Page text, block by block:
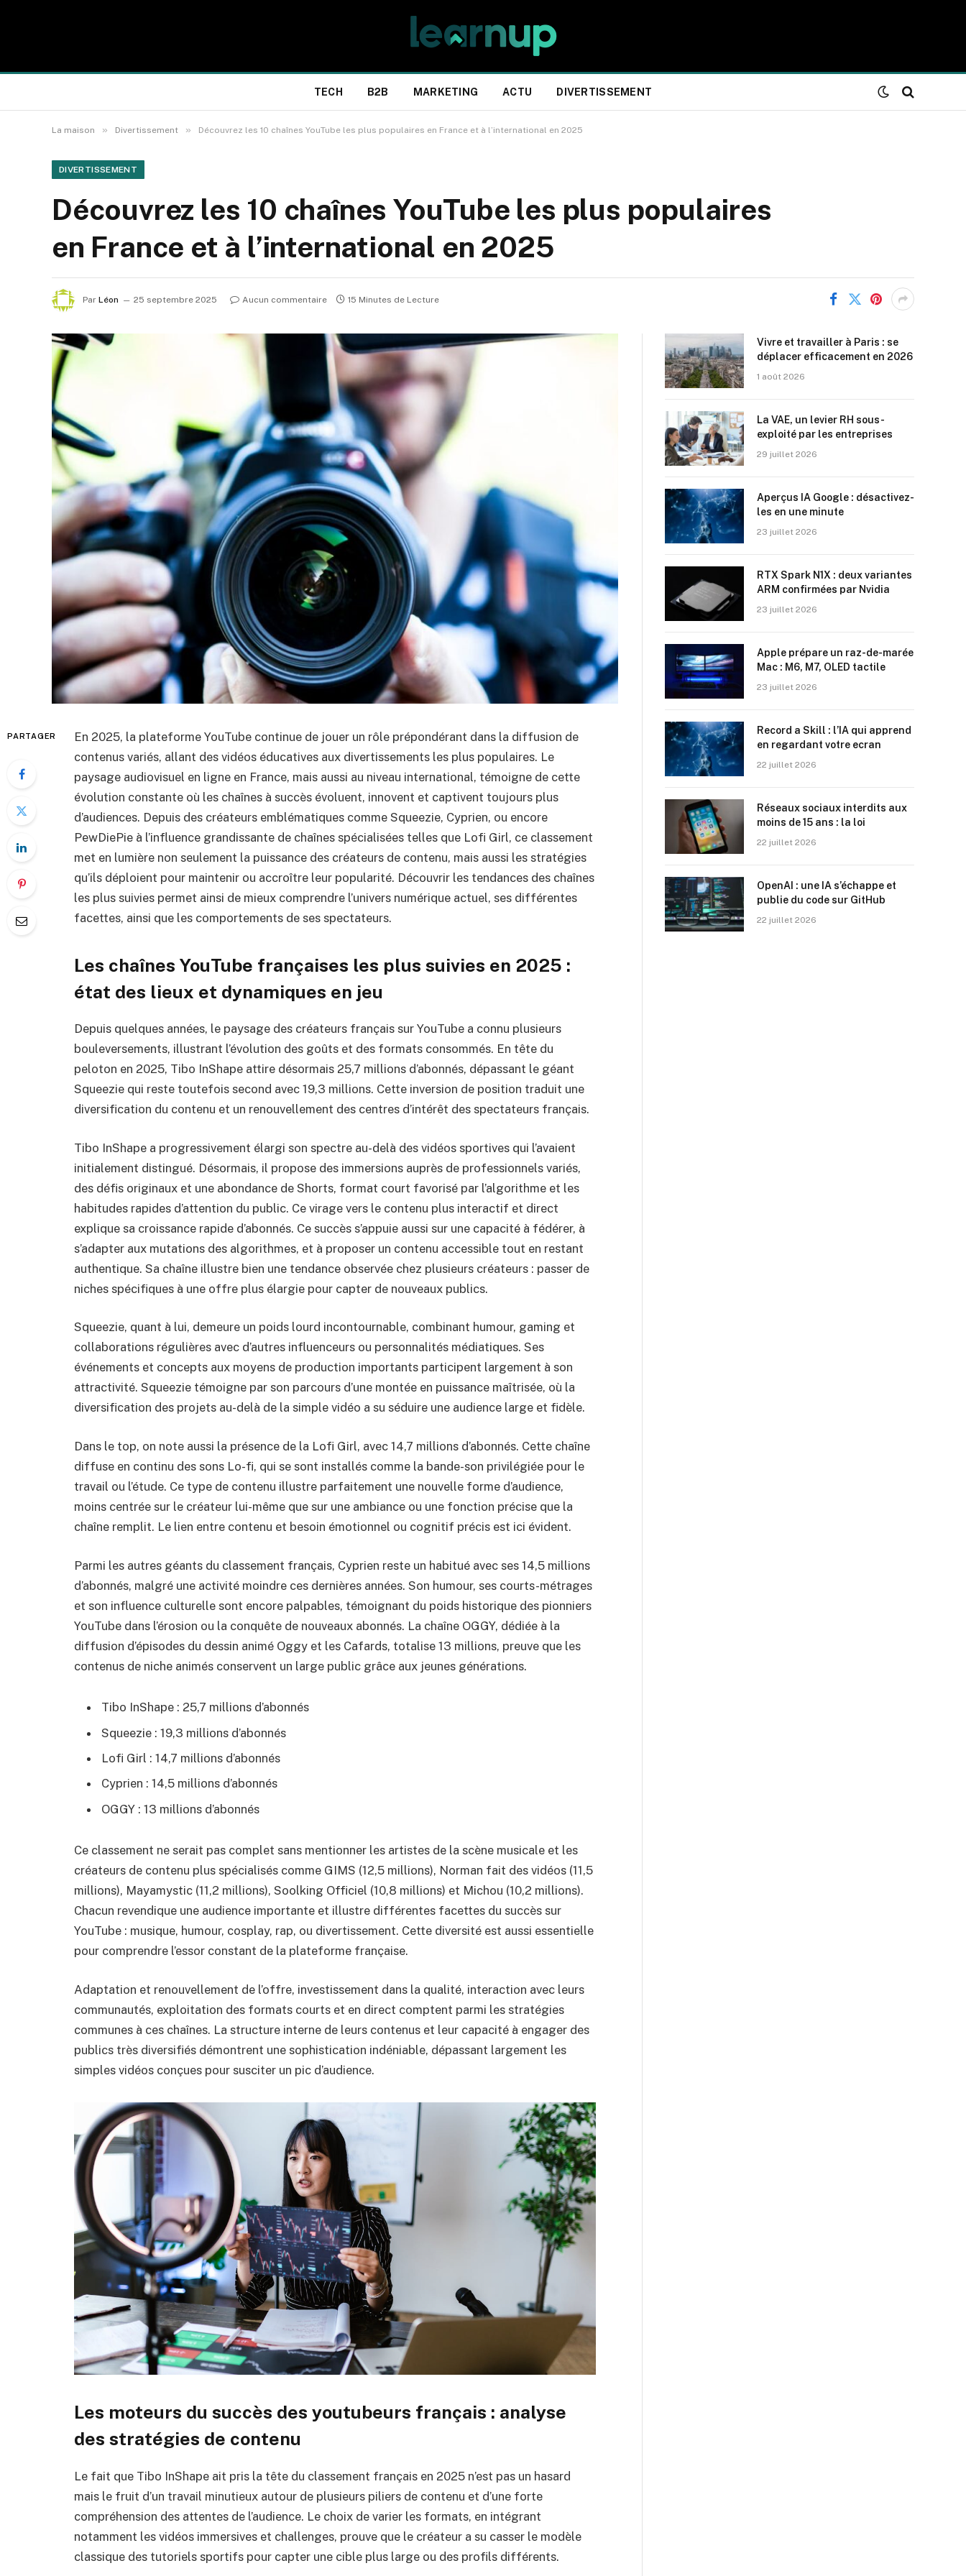
TECH B2B MARKETING ACTU DIVERTISSEMENT
La maison » Divertissement » Découvrez les 10 chaînes YouTube les plus populaires en France et à l’international en 2025
DIVERTISSEMENT
Découvrez les 10 chaînes YouTube les plus populaires
en France et à l’international en 2025
Par Léon 25 septembre 2025 Aucun commentaire 15 Minutes de Lecture
PARTAGER
En 2025, la plateforme YouTube continue de jouer un rôle prépondérant dans la diffusion de
contenus variés, allant des vidéos éducatives aux divertissements les plus populaires. Le
paysage audiovisuel en ligne en France, mais aussi au niveau international, témoigne de cette
évolution constante où les chaînes à succès évoluent, innovent et captivent toujours plus
d’audiences. Depuis des créateurs emblématiques comme Squeezie, Cyprien, ou encore
PewDiePie à l’influence grandissante de chaînes spécialisées telles que Lofi Girl, ce classement
met en lumière non seulement la puissance des créateurs de contenu, mais aussi les stratégies
qu’ils déploient pour maintenir ou accroître leur popularité. Découvrir les tendances des chaînes
les plus suivies permet ainsi de mieux comprendre l’univers numérique actuel, ses différentes
facettes, ainsi que les comportements de ses spectateurs.
Les chaînes YouTube françaises les plus suivies en 2025 :
état des lieux et dynamiques en jeu
Depuis quelques années, le paysage des créateurs français sur YouTube a connu plusieurs
bouleversements, illustrant l’évolution des goûts et des formats consommés. En tête du
peloton en 2025, Tibo InShape attire désormais 25,7 millions d’abonnés, dépassant le géant
Squeezie qui reste toutefois second avec 19,3 millions. Cette inversion de position traduit une
diversification du contenu et un renouvellement des centres d’intérêt des spectateurs français.
Tibo InShape a progressivement élargi son spectre au-delà des vidéos sportives qui l’avaient
initialement distingué. Désormais, il propose des immersions auprès de professionnels variés,
des défis originaux et une abondance de Shorts, format court favorisé par l’algorithme et les
habitudes rapides d’attention du public. Ce virage vers le contenu plus interactif et direct
explique sa croissance rapide d’abonnés. Ce succès s’appuie aussi sur une capacité à fédérer, à
s’adapter aux mutations des algorithmes, et à proposer un contenu accessible tout en restant
authentique. Sa chaîne illustre bien une tendance observée chez plusieurs créateurs : passer de
niches spécifiques à une offre plus élargie pour capter de nouveaux publics.
Squeezie, quant à lui, demeure un poids lourd incontournable, combinant humour, gaming et
collaborations régulières avec d’autres influenceurs ou personnalités médiatiques. Ses
événements et concepts aux moyens de production importants participent largement à son
attractivité. Squeezie témoigne par son parcours d’une montée en puissance maîtrisée, où la
diversification des projets au-delà de la simple vidéo a su séduire une audience large et fidèle.
Dans le top, on note aussi la présence de la Lofi Girl, avec 14,7 millions d’abonnés. Cette chaîne
diffuse en continu des sons Lo-fi, qui se sont installés comme la bande-son privilégiée pour le
travail ou l’étude. Ce type de contenu illustre parfaitement une nouvelle forme d’audience,
moins centrée sur le créateur lui-même que sur une ambiance ou une fonction précise que la
chaîne remplit. Le lien entre contenu et besoin émotionnel ou cognitif précis est ici évident.
Parmi les autres géants du classement français, Cyprien reste un habitué avec ses 14,5 millions
d’abonnés, malgré une activité moindre ces dernières années. Son humour, ses courts-métrages
et son influence culturelle sont encore palpables, témoignant du poids historique des pionniers
YouTube dans l’érosion ou la conquête de nouveaux abonnés. La chaîne OGGY, dédiée à la
diffusion d’épisodes du dessin animé Oggy et les Cafards, totalise 13 millions, preuve que les
contenus de niche animés conservent un large public grâce aux jeunes générations.
Tibo InShape : 25,7 millions d’abonnés
Squeezie : 19,3 millions d’abonnés
Lofi Girl : 14,7 millions d’abonnés
Cyprien : 14,5 millions d’abonnés
OGGY : 13 millions d’abonnés
Ce classement ne serait pas complet sans mentionner les artistes de la scène musicale et les
créateurs de contenu plus spécialisés comme GIMS (12,5 millions), Norman fait des vidéos (11,5
millions), Mayamystic (11,2 millions), Soolking Officiel (10,8 millions) et Michou (10,2 millions).
Chacun revendique une audience importante et illustre différentes facettes du succès sur
YouTube : musique, humour, cosplay, rap, ou divertissement. Cette diversité est aussi essentielle
pour comprendre l’essor constant de la plateforme française.
Adaptation et renouvellement de l’offre, investissement dans la qualité, interaction avec leurs
communautés, exploitation des formats courts et en direct comptent parmi les stratégies
communes à ces chaînes. La structure interne de leurs contenus et leur capacité à engager des
publics très diversifiés démontrent une sophistication indéniable, dépassant largement les
simples vidéos conçues pour susciter un pic d’audience.
Les moteurs du succès des youtubeurs français : analyse
des stratégies de contenu
Le fait que Tibo InShape ait pris la tête du classement français en 2025 n’est pas un hasard
mais le fruit d’un travail minutieux autour de plusieurs piliers de contenu et d’une forte
compréhension des attentes de l’audience. Le choix de varier les formats, en intégrant
notamment les vidéos immersives et challenges, prouve que le créateur a su casser le modèle
classique des tutoriels sportifs pour capter une cible plus large ou des profils différents.
Vivre et travailler à Paris : se
déplacer efficacement en 2026
1 août 2026
La VAE, un levier RH sous-
exploité par les entreprises
29 juillet 2026
Aperçus IA Google : désactivez-
les en une minute
23 juillet 2026
RTX Spark N1X : deux variantes
ARM confirmées par Nvidia
23 juillet 2026
Apple prépare un raz-de-marée
Mac : M6, M7, OLED tactile
23 juillet 2026
Record a Skill : l’IA qui apprend
en regardant votre ecran
22 juillet 2026
Réseaux sociaux interdits aux
moins de 15 ans : la loi
22 juillet 2026
OpenAI : une IA s’échappe et
publie du code sur GitHub
22 juillet 2026